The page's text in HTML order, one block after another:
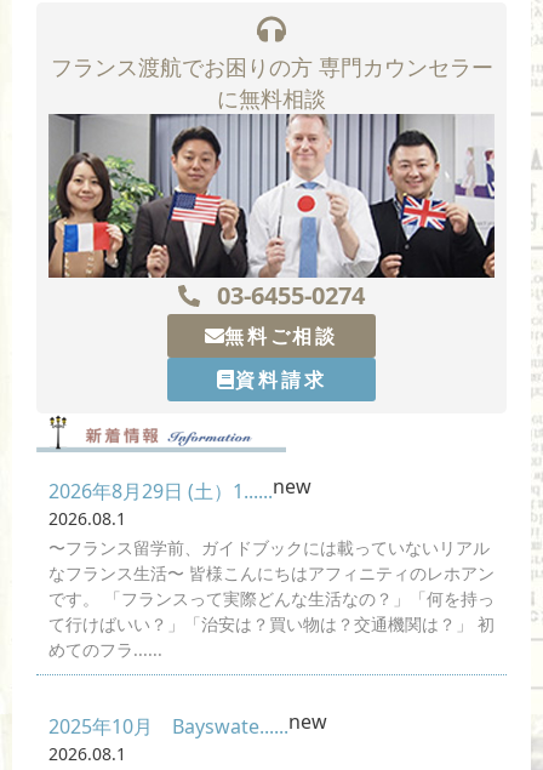
フランス渡航でお困りの方 専門カウンセラー
に無料相談
03-6455-0274
無料ご相談
資料請求
2026年8月29日 (土）1......new
2026.08.1
〜フランス留学前、ガイドブックには載っていないリアル
なフランス生活〜 皆様こんにちはアフィニティのレホアン
です。 「フランスって実際どんな生活なの？」「何を持っ
て行けばいい？」「治安は？買い物は？交通機関は？」 初
めてのフラ......
2025年10月 Bayswate......new
2026.08.1